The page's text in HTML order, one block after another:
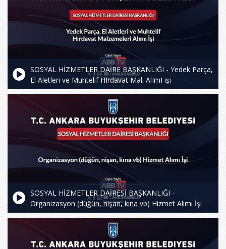
SOSYAL HİZMETLER DAİRE BAŞKANLIĞI - Yedek Parça,
El Aletleri ve Muhtelif HIrdavat Mal. AlImI işi
SOSYAL HİZMETLER DAİRESİ BAŞKANLIĞI -
Organizasyon (düğün, nişan, kına vb) Hizmet Alımı İşi